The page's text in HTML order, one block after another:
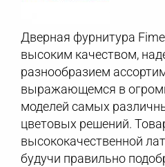
Дверная фурнитура
высоким качеством,
разнообразием
выражающемся в
моделей самых
цветовых решений.
высококачественной
будучи правильно